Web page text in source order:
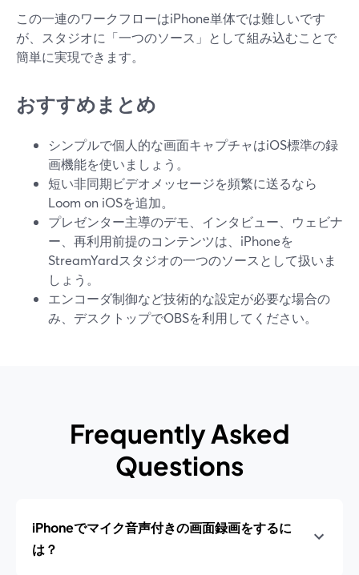
この一連のワークフローはiPhone単体では難しいです
が、スタジオに「一つのソース」として組み込むことで
簡単に実現できます。
おすすめまとめ
シンプルで個人的な画面キャプチャはiOS標準の録
画機能を使いましょう。
短い非同期ビデオメッセージを頻繁に送るなら
Loom on iOSを追加。
プレゼンター主導のデモ、インタビュー、ウェビナ
ー、再利用前提のコンテンツは、iPhoneを
StreamYardスタジオの一つのソースとして扱いま
しょう。
エンコーダ制御など技術的な設定が必要な場合の
み、デスクトップでOBSを利用してください。
Frequently Asked
Questions
iPhoneでマイク音声付きの画面録画をするに
は？